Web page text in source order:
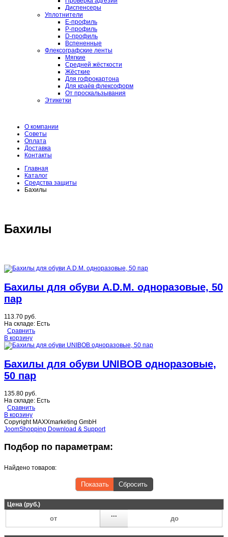
Диспенсеры
Уплотнители
E-профиль
P-профиль
D-профиль
Вспененные
Флексографские ленты
Мягкие
Средней жёсткости
Жёсткие
Для гофрокартона
Для краёв флексоформ
От проскальзывания
Этикетки
О компании
Советы
Оплата
Доставка
Контакты
Главная
Каталог
Средства защиты
Бахилы
Бахилы
Бахилы для обуви A.D.M. одноразовые, 50
пар
113.70 руб.
На складе: Есть
Сравнить
В корзину
Бахилы для обуви UNIBOB одноразовые,
50 пар
135.80 руб.
На складе: Есть
Сравнить
В корзину
Copyright MAXXmarketing GmbH
JoomShopping Download & Support
Подбор по параметрам:
Найдено товаров:
Показать Сбросить
Цена (руб.)
...